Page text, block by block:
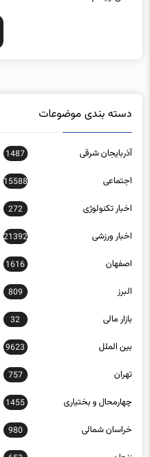
آذربایجان شرقی
اجتماعی 15588
اخبار تکنولوژی 272
اخبار ورزشی 21392
اصفهان 1616
البرز 809
بازار مالی 32
بین الملل 9623
تهران 757
چهارمحال و بختیاری 1455
خراسان شمالی 980
زنجان 653